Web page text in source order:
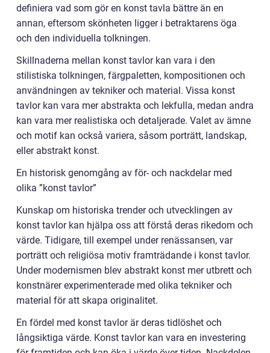
definiera vad som gör en konst tavla bättre än en
annan, eftersom skönheten ligger i betraktarens öga
och den individuella tolkningen.
Skillnaderna mellan konst tavlor kan vara i den
stilistiska tolkningen, färgpaletten, kompositionen och
användningen av tekniker och material. Vissa konst
tavlor kan vara mer abstrakta och lekfulla, medan andra
kan vara mer realistiska och detaljerade. Valet av ämne
och motif kan också variera, såsom porträtt, landskap,
eller abstrakt konst.
En historisk genomgång av för- och nackdelar med
olika ”konst tavlor”
Kunskap om historiska trender och utvecklingen av
konst tavlor kan hjälpa oss att förstå deras rikedom och
värde. Tidigare, till exempel under renässansen, var
porträtt och religiösa motiv framträdande i konst tavlor.
Under modernismen blev abstrakt konst mer utbrett och
konstnärer experimenterade med olika tekniker och
material för att skapa originalitet.
En fördel med konst tavlor är deras tidlöshet och
långsiktiga värde. Konst tavlor kan vara en investering